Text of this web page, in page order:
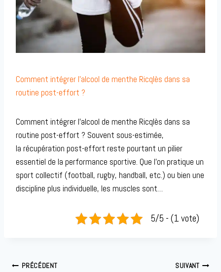
Comment intégrer l’alcool de menthe Ricqlès dans sa
routine post-effort ?
Comment intégrer l’alcool de menthe Ricqlès dans sa
routine post-effort ? Souvent sous-estimée,
la récupération post-effort reste pourtant un pilier
essentiel de la performance sportive. Que l’on pratique un
sport collectif (football, rugby, handball, etc.) ou bien une
discipline plus individuelle, les muscles sont…
5/5 - (1 vote)
Navigation
PRÉCÉDENT SUIVANT